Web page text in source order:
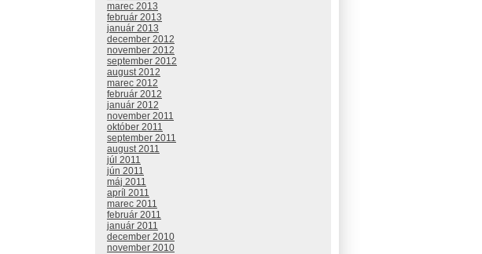
marec 2013
február 2013
január 2013
december 2012
november 2012
september 2012
august 2012
marec 2012
február 2012
január 2012
november 2011
október 2011
september 2011
august 2011
júl 2011
jún 2011
máj 2011
apríl 2011
marec 2011
február 2011
január 2011
december 2010
november 2010